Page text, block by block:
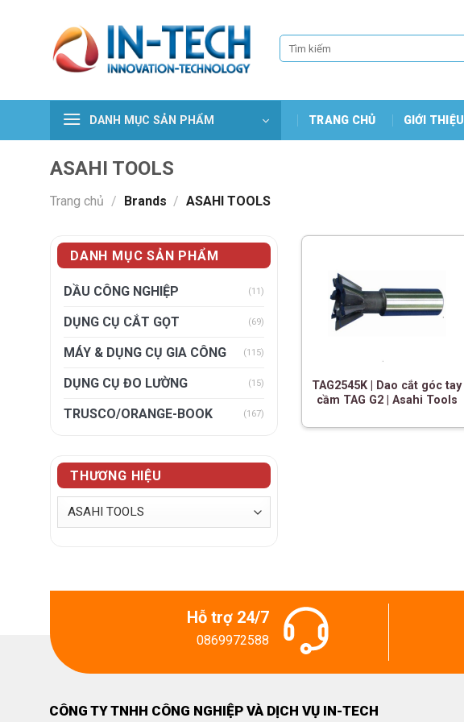
Tìm
kiếm:
DANH MỤC SẢN PHẨM TRANG CHỦ GIỚI THIỆU
ASAHI TOOLS
Trang chủ / Brands / ASAHI TOOLS
DANH MỤC SẢN PHẨM
DẦU CÔNG NGHIỆP (11)
DỤNG CỤ CẮT GỌT (69)
MÁY & DỤNG CỤ GIA CÔNG (115)
DỤNG CỤ ĐO LƯỜNG (15)
TRUSCO/ORANGE-BOOK (167)
THƯƠNG HIỆU
TAG2545K | Dao cắt góc tay
cầm TAG G2 | Asahi Tools
Hỗ trợ 24/7
0869972588
CÔNG TY TNHH CÔNG NGHIỆP VÀ DỊCH VỤ IN-TECH